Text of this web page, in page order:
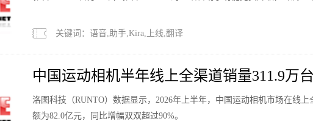
关键词：语音,助手,Kira,上线,翻译
中国运动相机半年线上全渠道销量311.9万
74%
洛图科技（RUNTO）数据显示，2026年上半年，中国运动相机市场在线
额为82.0亿元，同比增幅双双超过90%。